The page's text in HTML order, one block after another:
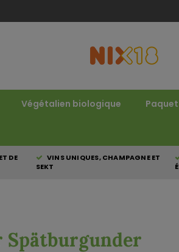
Végétalien biologique
DE
VINS UNIQUES, CHAMPAGNE ET
SEKT
Spätburgunder